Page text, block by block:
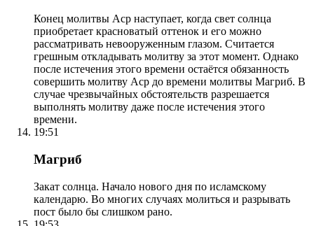
Конец молитвы Аср наступает, когда свет солнца
приобретает красноватый оттенок и его можно
рассматривать невооруженным глазом. Считается
грешным откладывать молитву за этот момент. Однако
после истечения этого времени остаётся обязанность
совершить молитву Аср до времени молитвы Магриб. В
случае чрезвычайных обстоятельств разрешается
выполнять молитву даже после истечения этого
времени.
19:51
Магриб
Закат солнца. Начало нового дня по исламскому
календарю. Во многих случаях молиться и разрывать
пост было бы слишком рано.